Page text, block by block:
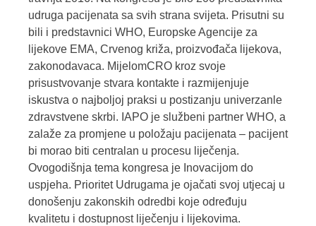
udruga pacijenata sa svih strana svijeta. Prisutni su
bili i predstavnici WHO, Europske Agencije za
lijekove EMA, Crvenog križa, proizvođača lijekova,
zakonodavaca. MijelomCRO kroz svoje
prisustvovanje stvara kontakte i razmijenjuje
iskustva o najboljoj praksi u postizanju univerzanle
zdravstvene skrbi. IAPO je službeni partner WHO, a
zalaže za promjene u položaju pacijenata – pacijent
bi morao biti centralan u procesu liječenja.
Ovogodišnja tema kongresa je Inovacijom do
uspjeha. Prioritet Udrugama je ojačati svoj utjecaj u
donošenju zakonskih odredbi koje određuju
kvalitetu i dostupnost liječenju i lijekovima.